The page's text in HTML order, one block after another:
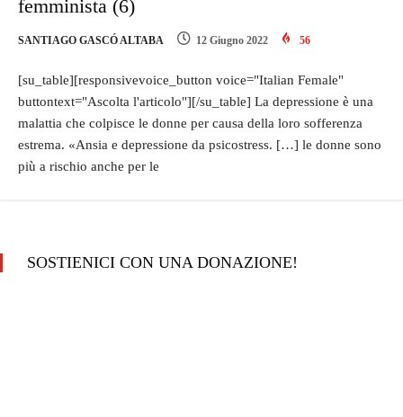
femminista (6)
SANTIAGO GASCÓ ALTABA 12 Giugno 2022 56
[su_table][responsivevoice_button voice="Italian Female"
buttontext="Ascolta l'articolo"][/su_table] La depressione è una
malattia che colpisce le donne per causa della loro sofferenza
estrema. «Ansia e depressione da psicostress. […] le donne sono
più a rischio anche per le
SOSTIENICI CON UNA DONAZIONE!